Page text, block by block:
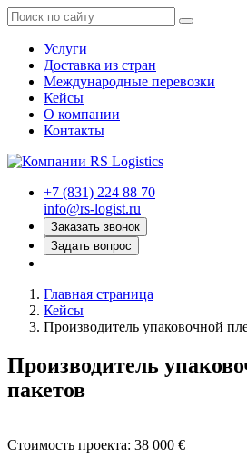
Услуги
Доставка из стран
Международные перевозки
Кейсы
О компании
Контакты
+7 (831) 224 88 70
info@rs-logist.ru
Заказать звонок
Задать вопрос
Главная страница
Кейсы
Производитель упаковочной
Производитель
пакетов
Стоимость проекта: 38 000 €